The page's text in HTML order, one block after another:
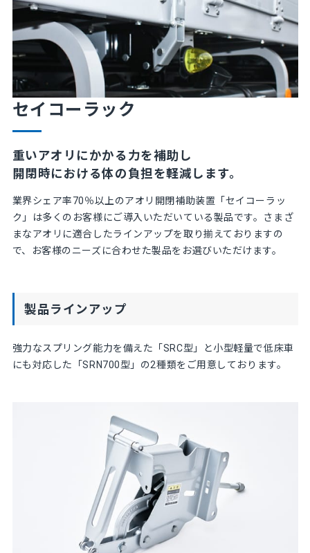
セイコーラック
重いアオリにかかる力を補助し
開閉時における体の負担を軽減します。
業界シェア率70％以上のアオリ開閉補助装置「セイコーラッ
ク」は多くのお客様にご導入いただいている製品です。さまざ
まなアオリに適合したラインアップを取り揃えておりますの
で、お客様のニーズに合わせた製品をお選びいただけます。
製品ラインアップ
強力なスプリング能力を備えた「SRC型」と小型軽量で低床車
にも対応した「SRN700型」の2種類をご用意しております。